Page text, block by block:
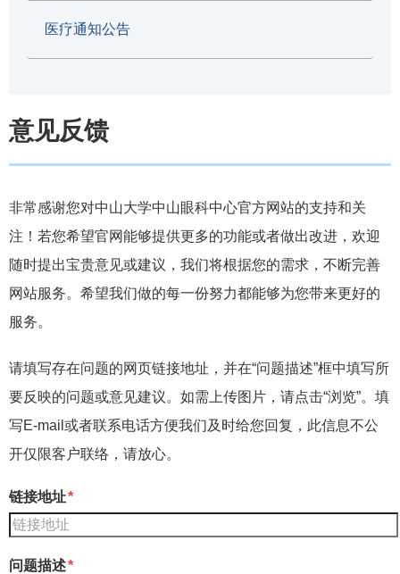
医疗通知公告
意见反馈
非常感谢您对中山大学中山眼科中心官方网站的支持和关
注！若您希望官网能够提供更多的功能或者做出改进，欢迎
随时提出宝贵意见或建议，我们将根据您的需求，不断完善
网站服务。希望我们做的每一份努力都能够为您带来更好的
服务。
请填写存在问题的网页链接地址，并在“问题描述”框中填写所
要反映的问题或意见建议。如需上传图片，请点击“浏览”。填
写E-mail或者联系电话方便我们及时给您回复，此信息不公
开仅限客户联络，请放心。
链接地址
问题描述